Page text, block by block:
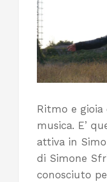
Ritmo e gioia
musica. E’
attiva in
di Simone
conosciuto